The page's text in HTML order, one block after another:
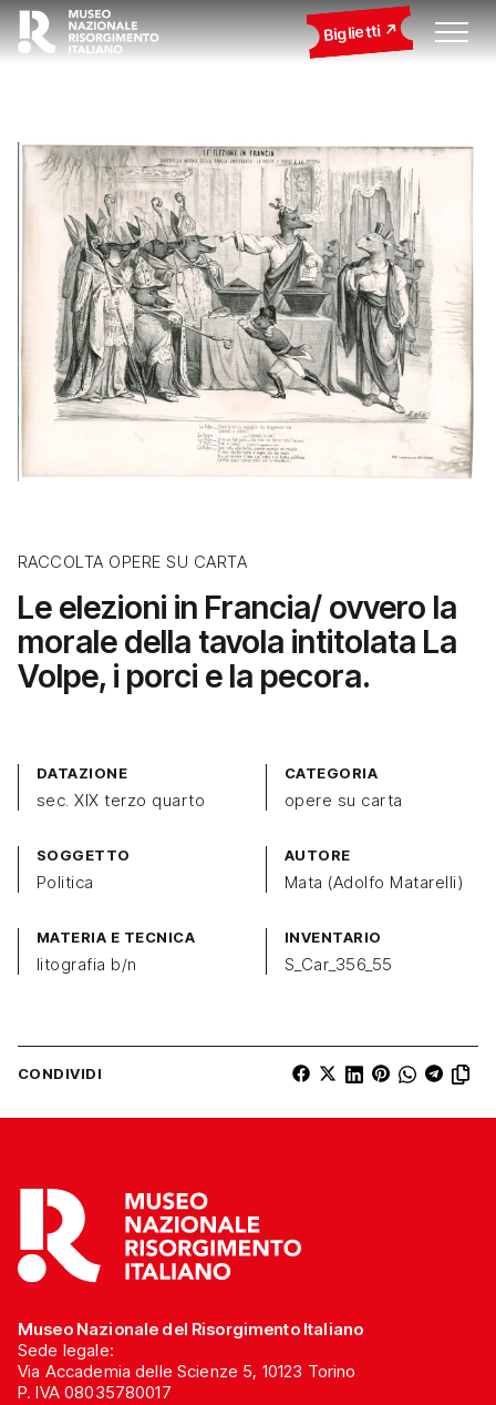
Biglietti
RACCOLTA OPERE SU CARTA
Le elezioni in Francia/ ovvero la
morale della tavola intitolata La
Volpe, i porci e la pecora.
DATAZIONE
sec. XIX terzo quarto
CATEGORIA
opere su carta
SOGGETTO
Politica
AUTORE
Mata (Adolfo Matarelli)
MATERIA E TECNICA
litografia b/n
INVENTARIO
S_Car_356_55
CONDIVIDI
Museo Nazionale del Risorgimento Italiano
Sede legale:
Via Accademia delle Scienze 5, 10123 Torino
P. IVA 08035780017